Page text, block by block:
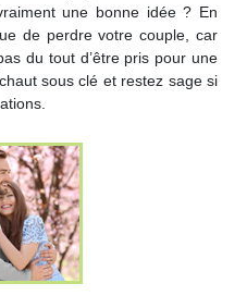
une bonne idée ? En
de perdre votre couple, car
du tout d’être pris pour une
sous clé et restez sage si